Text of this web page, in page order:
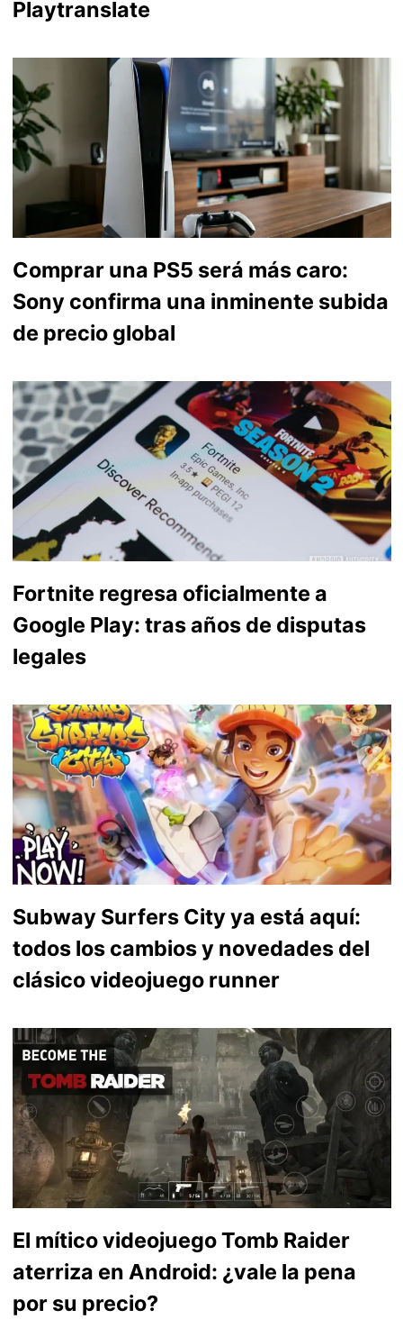
Playtranslate
Comprar una PS5 será más caro:
Sony confirma una inminente subida
de precio global
Fortnite regresa oficialmente a
Google Play: tras años de disputas
legales
Subway Surfers City ya está aquí:
todos los cambios y novedades del
clásico videojuego runner
El mítico videojuego Tomb Raider
aterriza en Android: ¿vale la pena
por su precio?